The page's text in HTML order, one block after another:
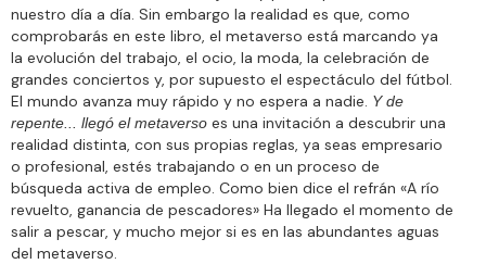
nuestro día a día. Sin embargo la realidad es que, como
comprobarás en este libro, el metaverso está marcando ya
la evolución del trabajo, el ocio, la moda, la celebración de
grandes conciertos y, por supuesto el espectáculo del fútbol.
El mundo avanza muy rápido y no espera a nadie. Y de
repente... llegó el metaverso es una invitación a descubrir una
realidad distinta, con sus propias reglas, ya seas empresario
o profesional, estés trabajando o en un proceso de
búsqueda activa de empleo. Como bien dice el refrán «A río
revuelto, ganancia de pescadores» Ha llegado el momento de
salir a pescar, y mucho mejor si es en las abundantes aguas
del metaverso.